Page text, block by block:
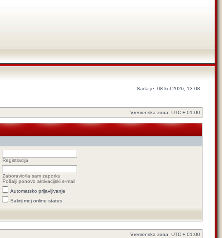
Sada je: 08 kol 2026, 13:08.
Vremenska zona: UTC + 01:00
Registracija
Zaboravio/la sam zaporku
Pošalji ponovo aktivacijski e-mail
Automatsko prijavljivanje
Sakrij moj online status
Vremenska zona: UTC + 01:00